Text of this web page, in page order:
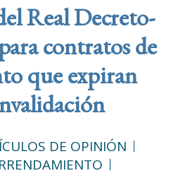
Real Decreto-
contratos de
que expiran
DE OPINIÓN